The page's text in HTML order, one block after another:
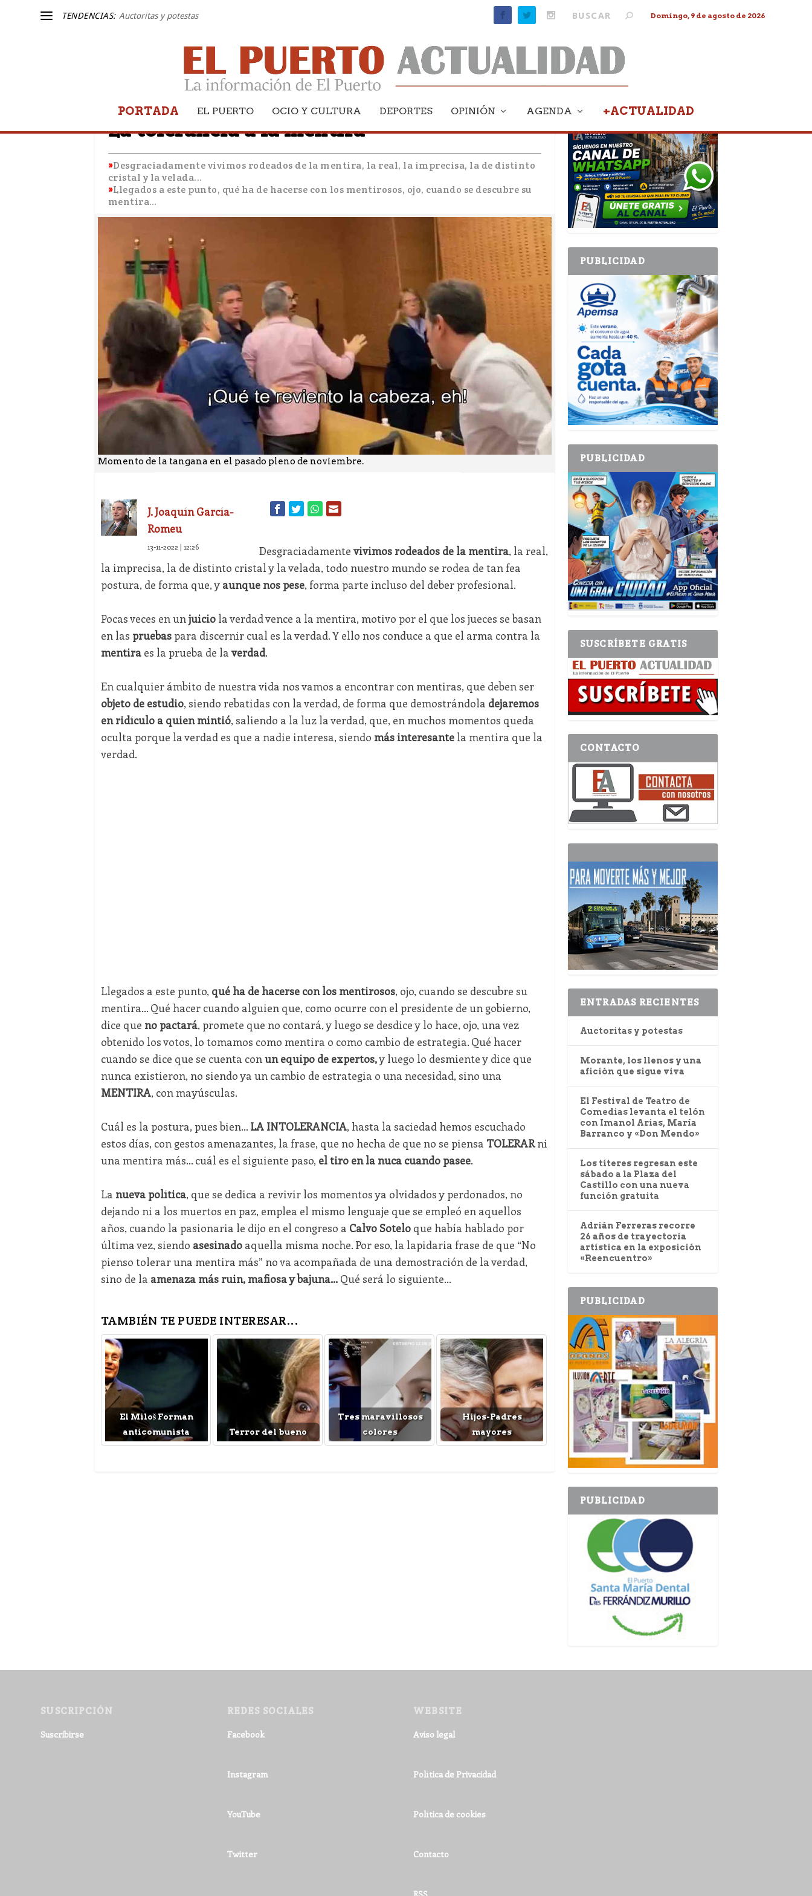
TENDENCIAS: Auctoritas y potestas Domingo, 9 de agosto de 2026
PORTADA EL PUERTO OCIO Y CULTURA DEPORTES OPINIÓN AGENDA +ACTUALIDAD
LA OTRA BANDA
La tolerancia a la mentira
Desgraciadamente vivimos rodeados de la mentira, la real, la imprecisa, la de distinto
cristal y la velada...
Llegados a este punto, qué ha de hacerse con los mentirosos, ojo, cuando se descubre su
mentira…
Momento de la tangana en el pasado pleno de noviembre.
J. Joaquín García-
Romeu
13-11-2022 | 12:26 Desgraciadamente vivimos rodeados de la mentira, la real,
la imprecisa, la de distinto cristal y la velada, todo nuestro mundo se rodea de tan fea
postura, de forma que, y aunque nos pese, forma parte incluso del deber profesional.
Pocas veces en unjuiciola verdad vence a la mentira, motivo por el que los jueces se basan
en las pruebaspara discernir cual es la verdad. Y ello nos conduce a que el arma contra la
mentiraes la prueba de la verdad.
En cualquier ámbito de nuestra vida nos vamos a encontrar con mentiras, que deben ser
objeto de estudio, siendo rebatidas con la verdad, de forma que demostrándola dejaremos
en ridículo a quien mintió, saliendo a la luz la verdad, que, en muchos momentos queda
oculta porque la verdad es que a nadie interesa, siendo más interesantela mentira que la
verdad.
Llegados a este punto, qué ha de hacerse con los mentirosos, ojo, cuando se descubre su
mentira… Qué hacer cuando alguien que, como ocurre con el presidente de un gobierno,
dice que no pactará, promete que no contará, y luego se desdice y lo hace, ojo, una vez
obtenido los votos, lo tomamos como mentira o como cambio de estrategia. Qué hacer
cuando se dice que se cuenta conun equipo de expertos,y luego lo desmiente y dice que
nunca existieron, no siendo ya un cambio de estrategia o una necesidad, sino una
MENTIRA, con mayúsculas.
Cuál es la postura, pues bien… LA INTOLERANCIA, hasta la saciedad hemos escuchado
estos días, con gestos amenazantes, la frase, que no hecha de que no se piensa TOLERARni
una mentira más… cuál es el siguiente paso, el tiro en la nuca cuando pasee.
La nueva política, que se dedica a revivir los momentos ya olvidados y perdonados, no
dejando ni a los muertos en paz, emplea el mismo lenguaje que se empleó en aquellos
años, cuando la pasionaria le dijo en el congreso a Calvo Soteloque había hablado por
última vez, siendo asesinadoaquella misma noche. Por eso, la lapidaria frase de que “No
pienso tolerar una mentira más” no va acompañada de una demostración de la verdad,
sino de la amenaza más ruin, mafiosa y bajuna…Qué será lo siguiente…
TAMBIÉN TE PUEDE INTERESAR...
El Miloš Forman
anticomunista
Terror del bueno
Tres maravillosos
colores
Hijos-Padres
mayores
PUBLICIDAD
PUBLICIDAD
PUBLICIDAD
SUSCRÍBETE GRATIS
CONTACTO
ENTRADAS RECIENTES
Auctoritas y potestas
Morante, los llenos y una
afición que sigue viva
El Festival de Teatro de
Comedias levanta el telón
con Imanol Arias, María
Barranco y «Don Mendo»
Los títeres regresan este
sábado a la Plaza del
Castillo con una nueva
función gratuita
Adrián Ferreras recorre
26 años de trayectoria
artística en la exposición
«Reencuentro»
PUBLICIDAD
PUBLICIDAD
SUSCRIPCIÓN
Suscribirse
REDES SOCIALES
Facebook
Instagram
YouTube
Twitter
WEBSITE
Aviso legal
Política de Privacidad
Política de cookies
Contacto
RSS